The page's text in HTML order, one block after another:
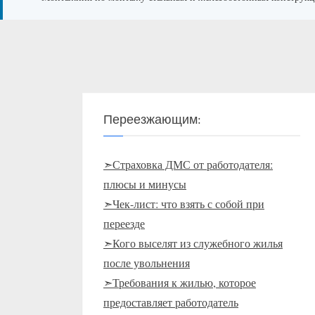
Переезжающим:
➣Страховка ДМС от работодателя:
плюсы и минусы
➣Чек-лист: что взять с собой при
переезде
➣Кого выселят из служебного жилья
после увольнения
➣Требования к жилью, которое
предоставляет работодатель